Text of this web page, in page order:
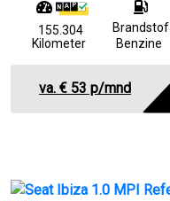
155.304
Kilometer
Brandstof
Benzine
va. € 53 p/mnd